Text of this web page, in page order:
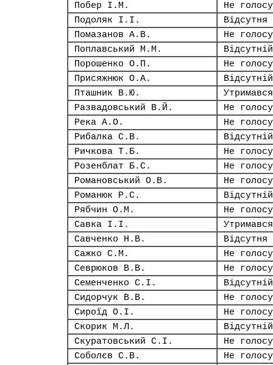
Побер І.М.
Не
Подоляк І.І.
Відсутня
Помазанов А.В.
Не
Поплавський М.М.
Відсутній
Порошенко О.П.
Не
Присяжнюк О.А.
Відсутній
Пташник В.Ю.
Утримався
Развадовський В.Й.
Не
Река А.О.
Не
Рибалка С.В.
Відсутній
Ричкова Т.Б.
Не
Розенблат Б.С.
Не
Романовський О.В.
Не
Романюк Р.С.
Відсутній
Рябчин О.М.
Не
Савка І.І.
Утримався
Савченко Н.В.
Відсутня
Сажко С.М.
Не
Севрюков В.В.
Не
Семенченко С.І.
Відсутній
Сидорчук В.В.
Не
Сироїд О.І.
Не
Скорик М.Л.
Відсутній
Скуратовський С.І.
Не
Соболєв С.В.
Не